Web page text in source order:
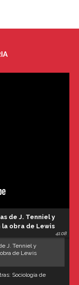
de J. Tenniel y
obra de Lewis
41:08
J. Tenniel y
de Lewis
Sociología de